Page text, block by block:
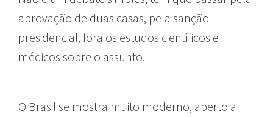
aprovação de duas casas, pela sanção
presidencial, fora os estudos científicos e
médicos sobre o assunto.
O Brasil se mostra muito moderno, aberto a